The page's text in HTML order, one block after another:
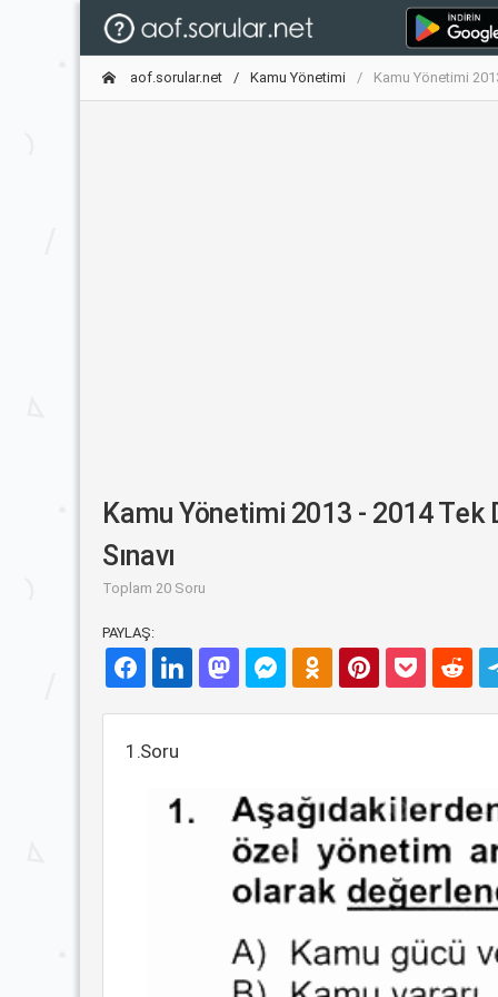
aof.sorular.net Kamu Yönetimi Kamu Yönetimi
Kamu Yönetimi 2013 - 2014 Tek
Sınavı
Toplam 20 Soru
PAYLAŞ:
1.Soru